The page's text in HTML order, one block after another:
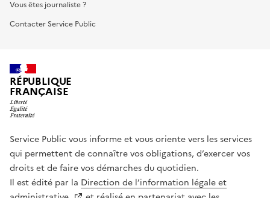
Vous êtes journaliste ?
Contacter Service Public
RÉPUBLIQUE
FRANÇAISE
Service Public vous informe et vous oriente vers les services
qui permettent de connaître vos obligations, d’exercer vos
droits et de faire vos démarches du quotidien.
Il est édité par la Direction de l’information légale et